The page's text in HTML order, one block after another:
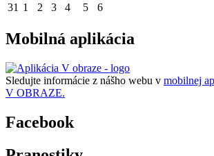
31 1 2 3 4 5 6
Mobilná aplikácia
Sledujte informácie z nášho webu v mobilnej
V OBRAZE.
Facebook